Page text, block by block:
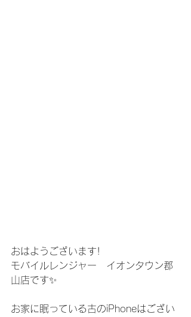
おはようございます!
モバイルレンジャー　イオンタウン郡
山店です✨
お家に眠っている古のiPhoneはござい